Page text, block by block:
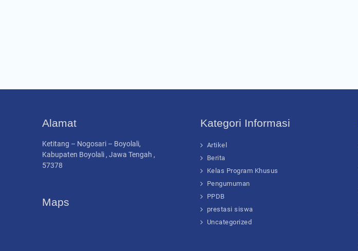
Alamat
Ketitang – Nogosari – Boyolali,
Kabupaten Boyolali , Jawa Tengah ,
57378
Maps
Kategori Informasi
Artikel
Berita
Kelas Program Khusus
Pengumuman
PPDB
prestasi siswa
Uncategorized